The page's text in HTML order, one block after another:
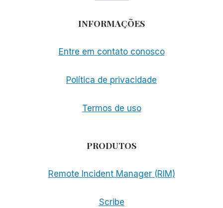
INFORMAÇÕES
Entre em contato conosco
Política de privacidade
Termos de uso
PRODUTOS
Remote Incident Manager (RIM)
Scribe